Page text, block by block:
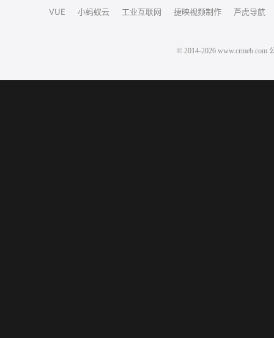
VUE
小蚂蚁云 工业互联网 捷映视频制作 芦虎导航
© 2014-2026